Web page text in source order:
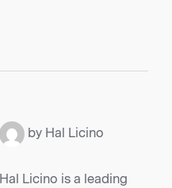
by Hal Licino
Hal Licino is a leading